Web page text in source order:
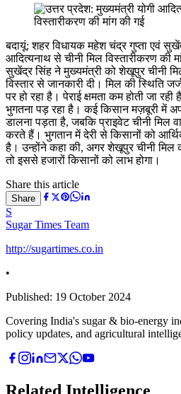
बदायूं: शहर विधायक महेश चंद्र गुप्ता एवं
आदित्यनाथ से चीनी मिल विस्तारीकरण की
सुखेंद्र सिंह ने मुख्यमंत्री को शेखूपुर चीनी
विस्तार से जानकारी दी। मिल की स्थिति
पर हो रहा है। पेराई क्षमता कम होती जा
भुगतना पड़ रहा है। कई किसान मज़बूरी में
डालना पड़ता है, जबकि प्राइवेट चीनी मिल
करते हैं। भुगतान में देरी से किसानों को
है। उन्होंने कहा की, अगर शेखूपुर चीनी मिल
तो इससे हजारों किसानों को लाभ होगा।
Share this article
Share
S
Sugar Times Team
http://sugartimes.co.in
•
Published: 19 October 2024
Covering India's sugar & bio-energy
policy updates, and agricultural
Related Intelligence